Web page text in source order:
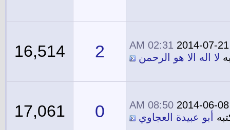
2014-07-21
02:31 AM
لا اله الا هو الرحمن 2
16,514
2014-06-08
08:50 AM
أبو عبيدة العجاوي 0
17,061